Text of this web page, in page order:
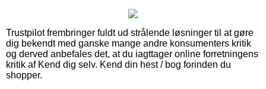
Trustpilot frembringer fuldt ud strålende løsninger til at gøre
dig bekendt med ganske mange andre konsumenters kritik
og derved anbefales det, at du iagttager online forretningens
kritik af Kend dig selv. Kend din hest / bog forinden du
shopper.